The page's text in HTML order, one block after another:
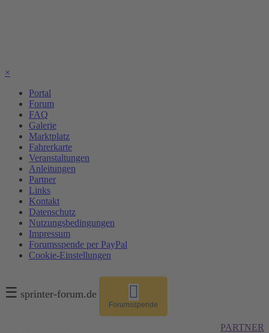
×
Portal
Forum
FAQ
Galerie
Marktplatz
Fahrerkarte
Veranstaltungen
Anleitungen
Partner
Links
Kontakt
Datenschutz
Nutzungsbedingungen
Impressum
Forumsspende per PayPal
Cookie-Einstellungen
☰ sprinter-forum.de
Forumsspende
PARTNER